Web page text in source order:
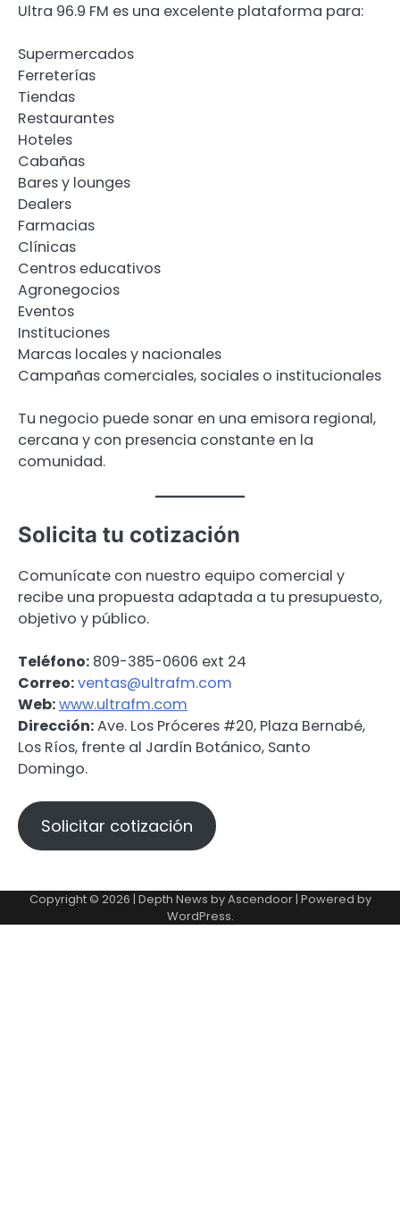
Ultra 96.9 FM es una excelente plataforma para:
Supermercados
Ferreterías
Tiendas
Restaurantes
Hoteles
Cabañas
Bares y lounges
Dealers
Farmacias
Clínicas
Centros educativos
Agronegocios
Eventos
Instituciones
Marcas locales y nacionales
Campañas comerciales, sociales o institucionales
Tu negocio puede sonar en una emisora regional,
cercana y con presencia constante en la
comunidad.
Solicita tu cotización
Comunícate con nuestro equipo comercial y
recibe una propuesta adaptada a tu presupuesto,
objetivo y público.
Teléfono: 809-385-0606 ext 24
Correo:ventas@ultrafm.com
Web:www.ultrafm.com
Dirección:Ave. Los Próceres #20, Plaza Bernabé,
Los Ríos, frente al Jardín Botánico, Santo
Domingo.
Solicitar cotización
Copyright © 2026 | Depth News byAscendoor| Powered by
WordPress.